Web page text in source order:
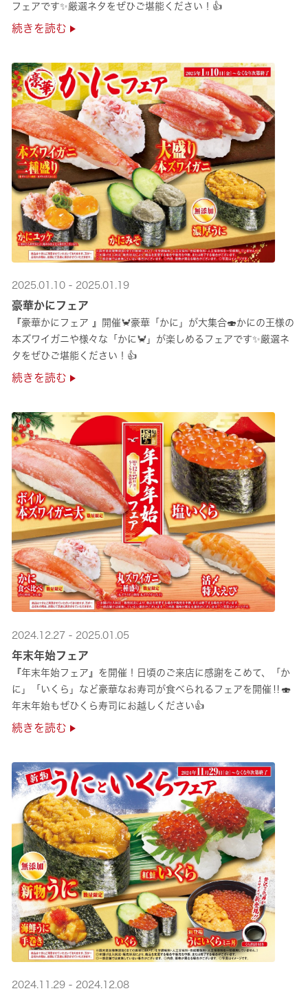
フェアです✨️厳選ネタをぜひご堪能ください！👍
続きを読む
2025.01.10 - 2025.01.19
豪華かにフェア
『豪華かにフェア 』開催🦀豪華「かに」が大集合🍣かにの王様の
本ズワイガニや様々な「かに🦀」が楽しめるフェアです✨️厳選ネ
タをぜひご堪能ください！👍
続きを読む
2024.12.27 - 2025.01.05
年末年始フェア
『年末年始フェア』を開催！日頃のご来店に感謝をこめて、「か
に」「いくら」など豪華なお寿司が食べられるフェアを開催‼🍣
年末年始もぜひくら寿司にお越しください👍
続きを読む
2024.11.29 - 2024.12.08